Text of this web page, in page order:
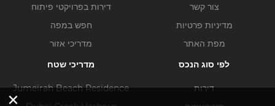
צור קשר
מדיניות פרטיות
מפת האתר
דירות בפרויקטי פיתוח
חפש במפה
מדריכי אזור
לפי סוג הנכס
דירות
מדריכי שטח
Jumeirah Beach Residence
×